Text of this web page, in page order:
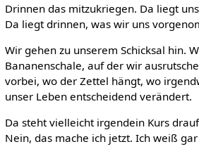
Drinnen das mitzukriegen. Da liegt
Da liegt drinnen, was wir uns
Wir gehen zu unserem Schicksal hin.
Bananenschale, auf der wir
vorbei, wo der Zettel hängt, wo
unser Leben entscheidend verändert.
Da steht vielleicht irgendein Kurs
Nein, das mache ich jetzt. Ich weiß